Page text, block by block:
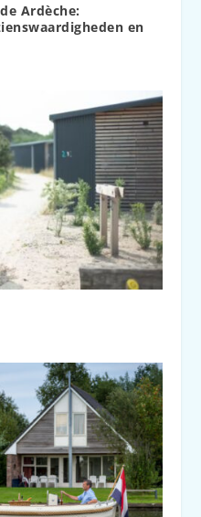
Ardèche:
en